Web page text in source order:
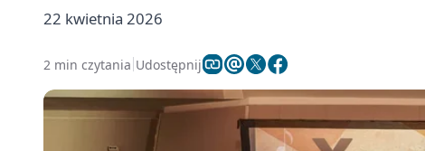
22 kwietnia 2026
2 min czytania Udostępnij